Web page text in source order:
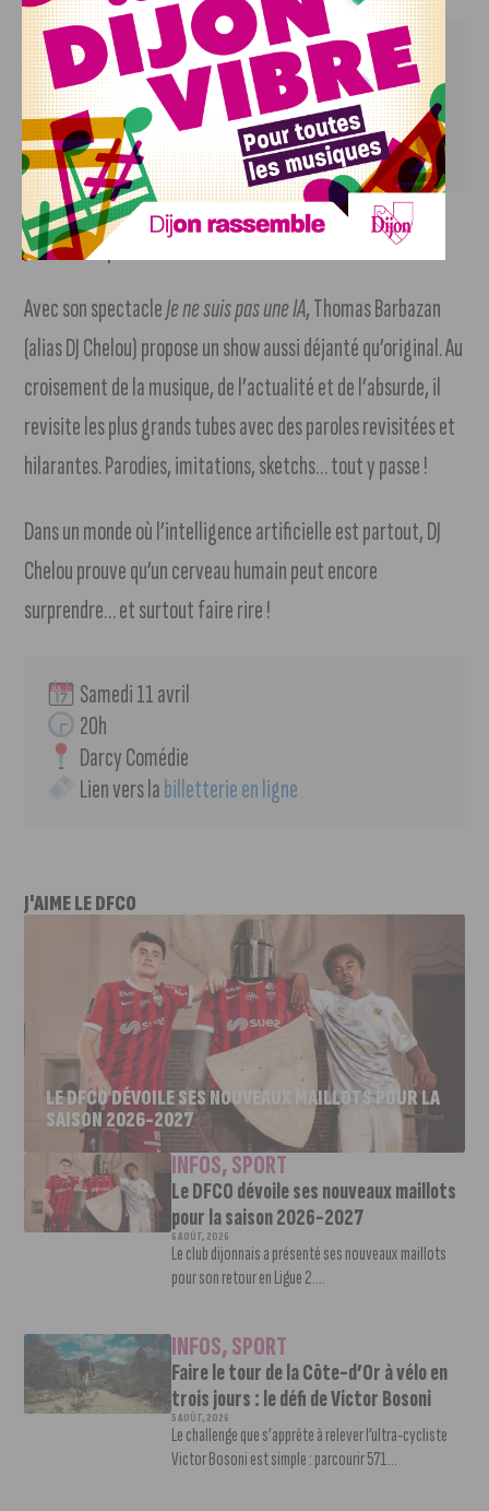
Du vendredi 10 au jeudi 16 avril
Tous les jours à 15h30
Darcy Comédie
Lien vers la billetterie en ligne
Je ne suis pas une IA
Avec son spectacleJe ne suis pas une IA, Thomas Barbazan
(alias DJ Chelou) propose un show aussi déjanté qu’original. Au
croisement de la musique, de l’actualité et de l’absurde, il
revisite les plus grands tubes avec des paroles revisitées et
hilarantes. Parodies, imitations, sketchs… tout y passe !
Dans un monde où l’intelligence artificielle est partout, DJ
Chelou prouve qu’un cerveau humain peut encore
surprendre… et surtout faire rire !
Samedi 11 avril
20h
Darcy Comédie
Lien vers la billetterie en ligne
J'AIME LE DFCO
LE DFCO DÉVOILE SES NOUVEAUX MAILLOTS POUR LA
SAISON 2026-2027
INFOS,SPORT
Le DFCO dévoile ses nouveaux maillots
pour la saison 2026-2027
6 AOÛT, 2026
Le club dijonnais a présenté ses nouveaux maillots
pour son retour en Ligue 2....
INFOS,SPORT
Faire le tour de la Côte-d’Or à vélo en
trois jours : le défi de Victor Bosoni
5 AOÛT, 2026
Le challenge que s’apprête à relever l’ultra-cycliste
Victor Bosoni est simple : parcourir 571...